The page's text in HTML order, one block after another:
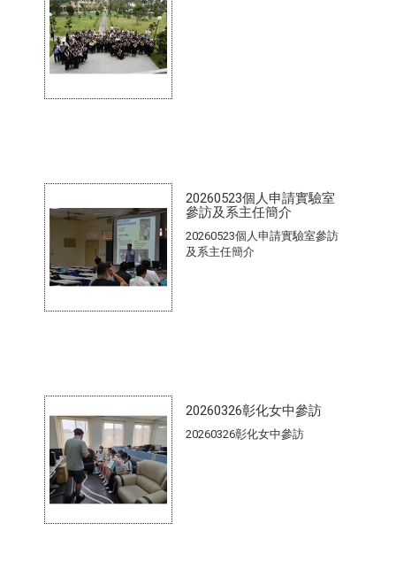
20260523個人申請實驗室
參訪及系主任簡介
20260523個人申請實驗室參訪
及系主任簡介
20260326彰化女中參訪
20260326彰化女中參訪